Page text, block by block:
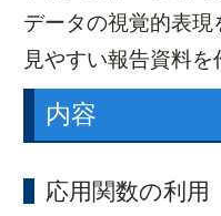
アクセス
データの視覚的表現
見やすい報告資料を
内容
応用関数の利用